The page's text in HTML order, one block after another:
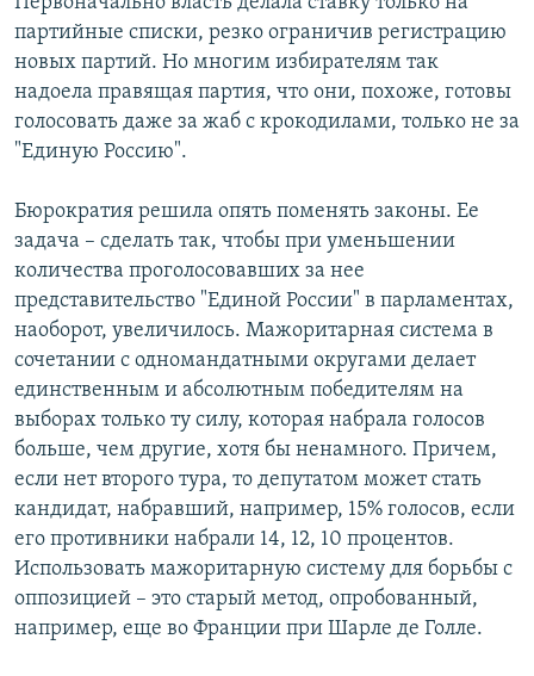
партийные списки, резко ограничив регистрацию
новых партий. Но многим избирателям так
надоела правящая партия, что они, похоже, готовы
голосовать даже за жаб с крокодилами, только не за
"Единую Россию".
Бюрократия решила опять поменять законы. Ее
задача – сделать так, чтобы при уменьшении
количества проголосовавших за нее
представительство "Единой России" в парламентах,
наоборот, увеличилось. Мажоритарная система в
сочетании с одномандатными округами делает
единственным и абсолютным победителям на
выборах только ту силу, которая набрала голосов
больше, чем другие, хотя бы ненамного. Причем,
если нет второго тура, то депутатом может стать
кандидат, набравший, например, 15% голосов, если
его противники набрали 14, 12, 10 процентов.
Использовать мажоритарную систему для борьбы с
оппозицией – это старый метод, опробованный,
например, еще во Франции при Шарле де Голле.